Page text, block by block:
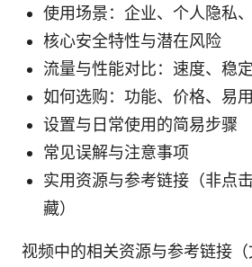
使用场景：企业、个人隐私
核心安全特性与潜在风险
流量与性能对比：速度、稳
如何选购：功能、价格、易
设置与日常使用的简易步骤
常见误解与注意事项
实用资源与参考链接（非点
藏）
视频中的相关资源与参考链接